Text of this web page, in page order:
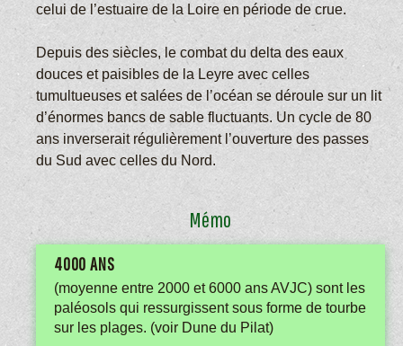
celui de l’estuaire de la Loire en période de crue.
Depuis des siècles, le combat du delta des eaux
douces et paisibles de la Leyre avec celles
tumultueuses et salées de l’océan se déroule sur un lit
d’énormes bancs de sable fluctuants. Un cycle de 80
ans inverserait régulièrement l’ouverture des passes
du Sud avec celles du Nord.
Mémo
4000 ANS
(moyenne entre 2000 et 6000 ans AVJC) sont les
paléosols qui ressurgissent sous forme de tourbe
sur les plages. (voir Dune du Pilat)